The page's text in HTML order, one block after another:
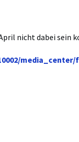
nicht dabei sein
media_center/